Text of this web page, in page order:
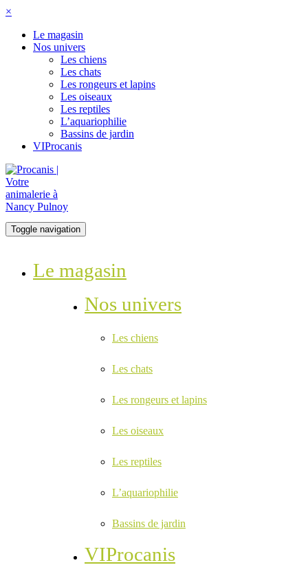
×
Le magasin
Nos univers
Les chiens
Les chats
Les rongeurs et lapins
Les oiseaux
Les reptiles
L’aquariophilie
Bassins de jardin
VIProcanis
Toggle navigation
Le magasin
Nos univers
Les chiens
Les chats
Les rongeurs et lapins
Les oiseaux
Les reptiles
L’aquariophilie
Bassins de jardin
VIProcanis